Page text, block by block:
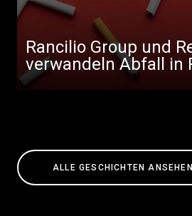
Rancilio Group und
verwandeln Abfall in
ALLE GESCHICHTEN ANSEHEN